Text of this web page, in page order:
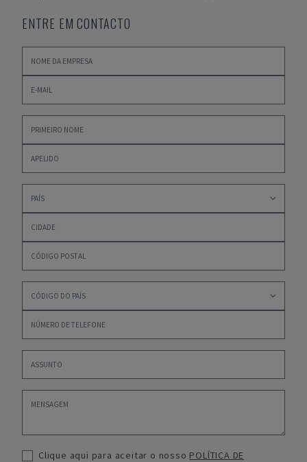
ENTRE EM CONTACTO
Clique aqui para aceitar o nosso POLÍTICA DE